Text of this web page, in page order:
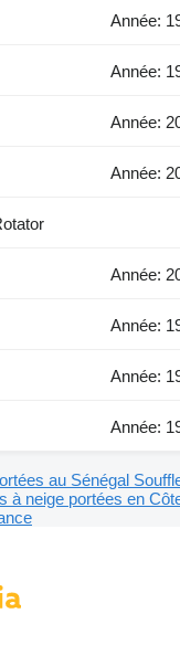
Année:
Année:
Année:
Année:
Année:
Année:
Année:
Année:
au Sénégal
à neige portées en